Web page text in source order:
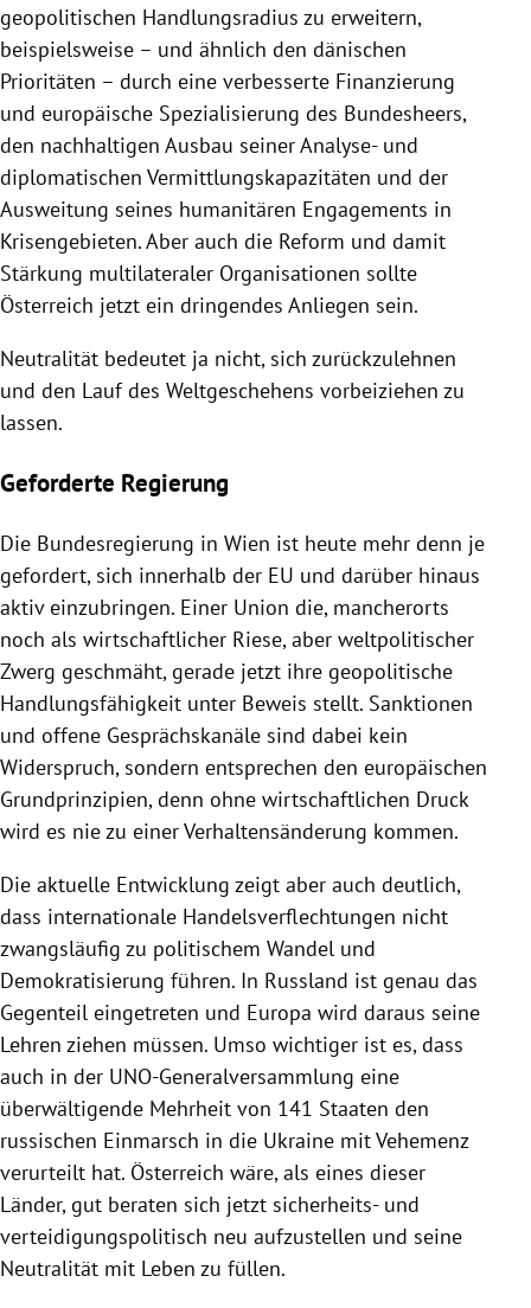
geopolitischen Handlungsradius zu erweitern,
beispielsweise – und ähnlich den dänischen
Prioritäten – durch eine verbesserte Finanzierung
und europäische Spezialisierung des Bundesheers,
den nachhaltigen Ausbau seiner Analyse- und
diplomatischen Vermittlungskapazitäten und der
Ausweitung seines humanitären Engagements in
Krisengebieten. Aber auch die Reform und damit
Stärkung multilateraler Organisationen sollte
Österreich jetzt ein dringendes Anliegen sein.
Neutralität bedeutet ja nicht, sich zurückzulehnen
und den Lauf des Weltgeschehens vorbeiziehen zu
lassen.
Geforderte Regierung
Die Bundesregierung in Wien ist heute mehr denn je
gefordert, sich innerhalb der EU und darüber hinaus
aktiv einzubringen. Einer Union die, mancherorts
noch als wirtschaftlicher Riese, aber weltpolitischer
Zwerg geschmäht, gerade jetzt ihre geopolitische
Handlungsfähigkeit unter Beweis stellt. Sanktionen
und offene Gesprächskanäle sind dabei kein
Widerspruch, sondern entsprechen den europäischen
Grundprinzipien, denn ohne wirtschaftlichen Druck
wird es nie zu einer Verhaltensänderung kommen.
Die aktuelle Entwicklung zeigt aber auch deutlich,
dass internationale Handelsverflechtungen nicht
zwangsläufig zu politischem Wandel und
Demokratisierung führen. In Russland ist genau das
Gegenteil eingetreten und Europa wird daraus seine
Lehren ziehen müssen. Umso wichtiger ist es, dass
auch in der UNO-Generalversammlung eine
überwältigende Mehrheit von 141 Staaten den
russischen Einmarsch in die Ukraine mit Vehemenz
verurteilt hat. Österreich wäre, als eines dieser
Länder, gut beraten sich jetzt sicherheits- und
verteidigungspolitisch neu aufzustellen und seine
Neutralität mit Leben zu füllen.